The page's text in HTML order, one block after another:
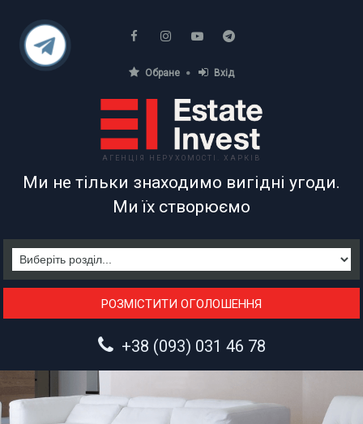
Обране Вхід
АГЕНЦІЯ НЕРУХОМОСТІ. ХАРКІВ
Ми не тільки знаходимо вигідні угоди.
Ми їх створюємо
РОЗМІСТИТИ ОГОЛОШЕННЯ
+38 (093) 031 46 78